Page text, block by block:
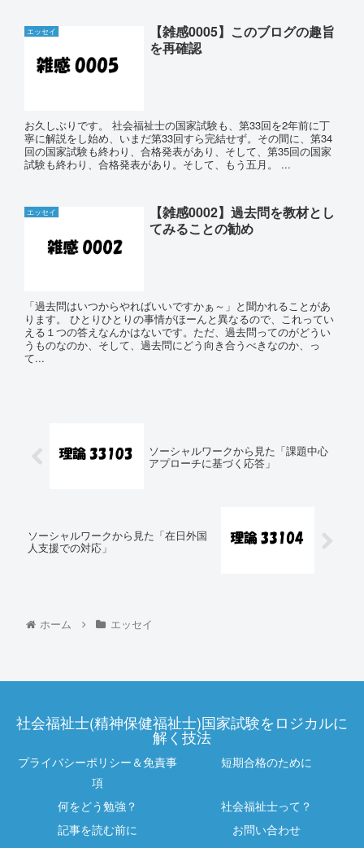
エッセイ
【雑感0005】このブログの趣旨
を再確認
お久しぶりです。 社会福祉士の国家試験も、第33回を2年前に丁
寧に解説をし始め、いまだ第33回すら完結せず。その間に、第34
回の国家試験も終わり、合格発表があり、そして、第35回の国家
試験も終わり、合格発表があり。そして、もう五月。 ...
エッセイ
【雑感0002】過去問を教材とし
てみることの勧め
「過去問はいつからやればいいですかぁ～」と聞かれることがあ
ります。 ひとりひとりの事情がほーんと異なるので、これってい
える１つの答えなんかはないです。ただ、過去問ってのがどうい
うものなのか、そして、過去問にどう向き合うべきなのか、っ
て...
ソーシャルワークから見た「課題中心
アプローチに基づく応答」
ソーシャルワークから見た「在日外国
人支援での対応」
ホーム エッセイ
社会福祉士(精神保健福祉士)国家試験をロジカルに
解く技法
プライバシーポリシー＆免責事
項
短期合格のために
何をどう勉強？
社会福祉士って？
記事を読む前に
お問い合わせ